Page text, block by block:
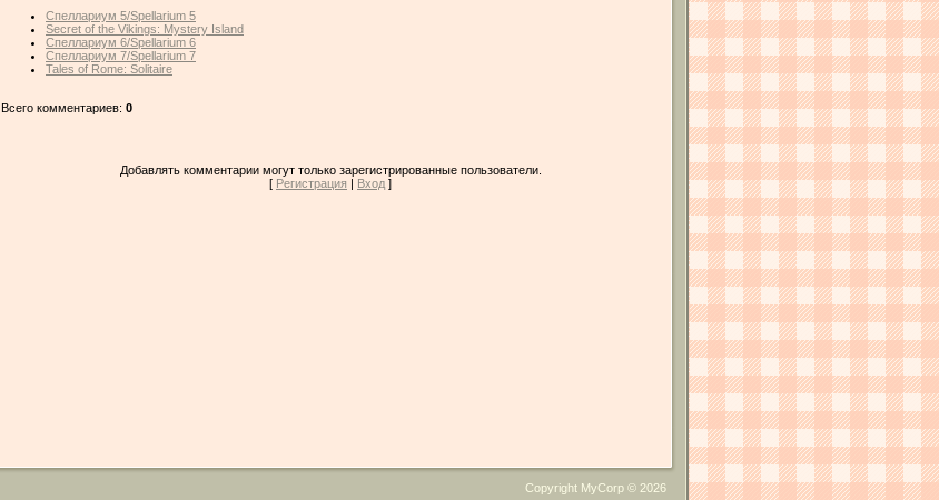
Спеллариум 5/Spellarium 5
Secret of the Vikings: Mystery Island
Спеллариум 6/Spellarium 6
Спеллариум 7/Spellarium 7
Tales of Rome: Solitaire
Всего комментариев: 0
Добавлять комментарии могут только зарегистрированные пользователи.
[ Регистрация | Вход ]
Copyright MyCorp © 2026